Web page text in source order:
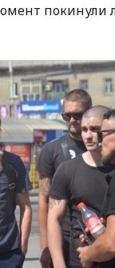
покинули